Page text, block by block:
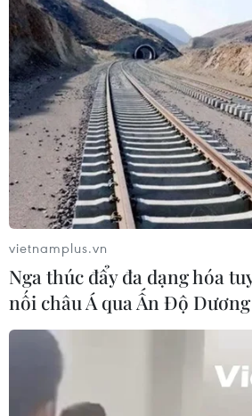
Lở đất tại Philippines khiến ít
người thiệt mạng
06/08/2026 15:06
Chủ tịch Quốc hội Trần Thanh
tiếp Đại sứ Hoa Kỳ Jennifer Wicks
Thái Lan-Myanmar thúc đẩy hợp
kinh tế và công nghệ vũ trụ
vietnamplus.vn
Nga thúc đẩy đa dạng hóa
nối châu Á qua Ấn Độ Dương